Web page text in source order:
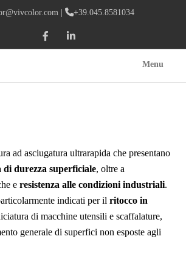
| +39.045.8581034
Menu
ad asciugatura ultrarapida che presentano
di durezza superficiale, oltre a
e resistenza alle condizioni industriali.
indicati per il ritocco in
di macchine utensili e scaffalature,
generale di superfici non esposte agli